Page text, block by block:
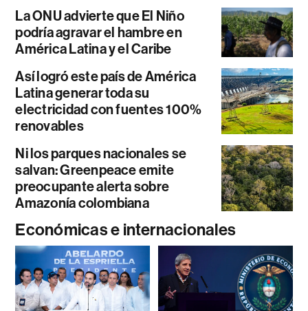
La ONU advierte que El Niño
podría agravar el hambre en
América Latina y el Caribe
Así logró este país de América
Latina generar toda su
electricidad con fuentes 100%
renovables
Ni los parques nacionales se
salvan: Greenpeace emite
preocupante alerta sobre
Amazonía colombiana
Económicas e internacionales